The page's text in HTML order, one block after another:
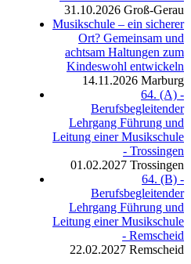
31.10.2026 Groß-Gerau
Musikschule – ein sicherer
Ort? Gemeinsam und
achtsam Haltungen zum
Kindeswohl entwickeln
14.11.2026 Marburg
64. (A) -
Berufsbegleitender
Lehrgang Führung und
Leitung einer Musikschule
- Trossingen
01.02.2027 Trossingen
64. (B) -
Berufsbegleitender
Lehrgang Führung und
Leitung einer Musikschule
- Remscheid
22.02.2027 Remscheid